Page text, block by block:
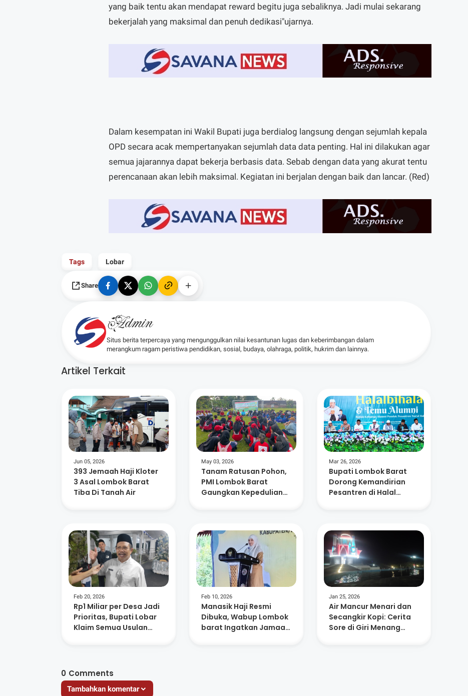
yang baik tentu akan mendapat reward begitu juga sebaliknya. Jadi mulai sekarang
bekerjalah yang maksimal dan penuh dedikasi"ujarnya.
Dalam kesempatan ini Wakil Bupati juga berdialog langsung dengan sejumlah kepala
OPD secara acak mempertanyakan sejumlah data data penting. Hal ini dilakukan agar
semua jajarannya dapat bekerja berbasis data. Sebab dengan data yang akurat tentu
perencanaan akan lebih maksimal. Kegiatan ini berjalan dengan baik dan lancar. (Red)
Tags Lobar
Share
Admin
Situs berita terpercaya yang mengunggulkan nilai kesantunan lugas dan keberimbangan dalam
merangkum ragam peristiwa pendidikan, sosial, budaya, olahraga, politik, hukrim dan lainnya.
Artikel Terkait
Jun 05, 2026
393 Jemaah Haji Kloter
3 Asal Lombok Barat
Tiba Di Tanah Air
May 03, 2026
Tanam Ratusan Pohon,
PMI Lombok Barat
Gaungkan Kepedulian
Mar 26, 2026
Bupati Lombok Barat
Dorong Kemandirian
Pesantren di Halal
Feb 20, 2026
Rp1 Miliar per Desa Jadi
Prioritas, Bupati Lobar
Klaim Semua Usulan
Feb 10, 2026
Manasik Haji Resmi
Dibuka, Wabup Lombok
barat Ingatkan Jamaah
Jan 25, 2026
Air Mancur Menari dan
Secangkir Kopi: Cerita
Sore di Giri Menang
0 Comments
Tambahkan komentar